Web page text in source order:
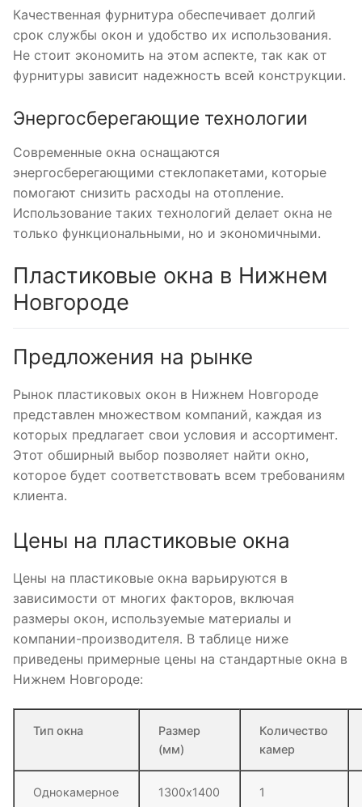
Качественная фурнитура обеспечивает долгий
срок службы окон и удобство их использования.
Не стоит экономить на этом аспекте, так как от
фурнитуры зависит надежность всей конструкции.
Энергосберегающие технологии
Современные окна оснащаются
энергосберегающими стеклопакетами, которые
помогают снизить расходы на отопление.
Использование таких технологий делает окна не
только функциональными, но и экономичными.
Пластиковые окна в Нижнем
Новгороде
Предложения на рынке
Рынок пластиковых окон в Нижнем Новгороде
представлен множеством компаний, каждая из
которых предлагает свои условия и ассортимент.
Этот обширный выбор позволяет найти окно,
которое будет соответствовать всем требованиям
клиента.
Цены на пластиковые окна
Цены на пластиковые окна варьируются в
зависимости от многих факторов, включая
размеры окон, используемые материалы и
компании-производителя. В таблице ниже
приведены примерные цены на стандартные окна в
Нижнем Новгороде:
Тип окна
Размер
(мм)
Количество
камер
Однокамерное
1300х1400 1